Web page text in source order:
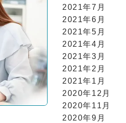
2021年7月
2021年6月
2021年5月
2021年4月
2021年3月
2021年2月
2021年1月
2020年12月
2020年11月
2020年9月